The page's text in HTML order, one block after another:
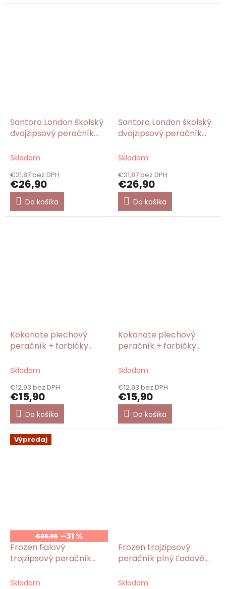
Santoro London školský
dvojzipsový peračník
Skladom
€21,87 bez DPH
€26,90
Do košíka
Santoro London školský
dvojzipsový peračník
Way/Gorjuss
Skladom
€21,87 bez DPH
€26,90
Do košíka
Kokonote plechový
peračník + farbičky
Skladom
€12,93 bez DPH
€15,90
Do košíka
Kokonote plechový
peračník + farbičky
Skladom
€12,93 bez DPH
€15,90
Do košíka
Výpredaj
€25,95 –31 %
Frozen fialový
trojzipsový peračník
Skladom
Frozen trojzipsový
peračník plný Ľadové
Skladom